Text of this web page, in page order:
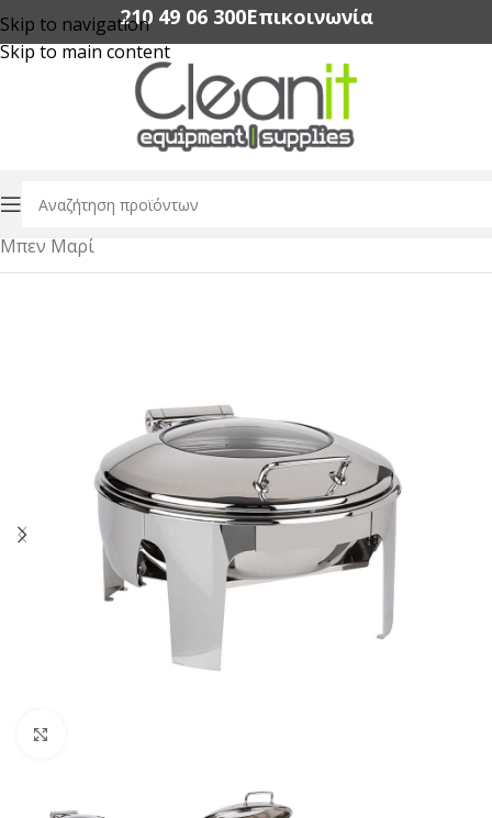
Skip to navigation
Skip to main content
210 49 06 300‬Επικοινωνία
Αρχική σελίδα/Εξοπλισμός Εστίασης
Μπεν Μαρί